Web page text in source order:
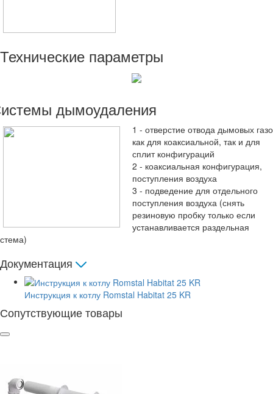
Технические параметры
дымоудаления
1 - отверстие отвода дымовых
как для коаксиальной, так и для
сплит конфигураций
2 - коаксиальная конфигурация,
поступления воздуха
3 - подведение для отдельного
поступления воздуха (снять
резиновую пробку только если
устанавливается раздельная
Документация
Инструкция к котлу Romstal Habitat 25 KR
Сопутствующие товары